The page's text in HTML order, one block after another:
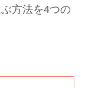
方法を4つの